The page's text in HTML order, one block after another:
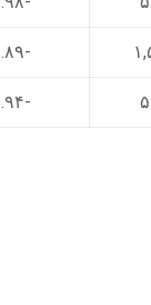
-۲.۸۹
-۰.۹۴